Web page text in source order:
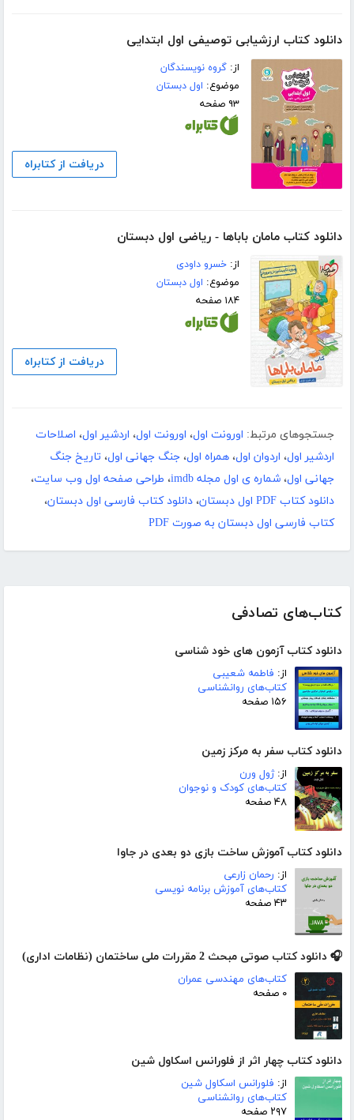
کتاب‌های تصادفی
دانلود کتاب آزمون های خود شناسی
از: فاطمه شعیبی
کتاب‌های روانشناسی
۱۵۶ صفحه
دانلود کتاب سفر به مرکز زمین
از:ژول ورن
کتاب‌های کودک و نوجوان
۴۸ صفحه
دانلود کتاب آموزش ساخت بازی دو بعدی در جاوا
از: رحمان زارعی
کتاب‌های آموزش برنامه نویسی
۴۳ صفحه
🎧 دانلود کتاب صوتی مبحث 2 مقررات ملی ساختمان (نظامات اداری)
کتاب‌های مهندسی عمران
۰ صفحه
دانلود کتاب چهار اثر از فلورانس اسکاول شین
از: فلورانس اسکاول شین
کتاب‌های روانشناسی
۲۹۷ صفحه
دانلود کتاب ارزشیابی توصیفی اول ابتدایی
از:گروه نویسندگان
موضوع: اول دبستان
۹۳ صفحه
دریافت از کتابراه
دانلود کتاب مامان باباها - ریاضی اول دبستان
از:خسرو داودی
موضوع: اول دبستان
۱۸۴ صفحه
دریافت از کتابراه
جستجوهای مرتبط: اورونت اول، اورونت اول، اردشیر اول، اصلاحات
اردشیر اول، اردوان اول، همراه اول، جنگ جهانی اول، تاریخ جنگ
جهانی اول، شماره ی اول مجله imdb ، طراحی صفحه اول وب سایت،
دانلود کتاب PDF اول دبستان
، دانلود کتاب فارسی اول دبستان،
کتاب فارسی اول دبستان به صورت PDF